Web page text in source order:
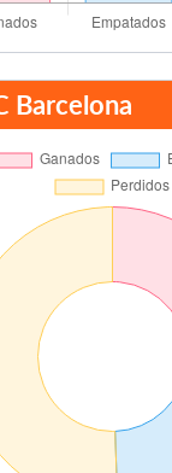
Barcelona